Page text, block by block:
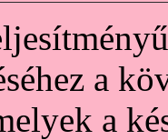
a
a